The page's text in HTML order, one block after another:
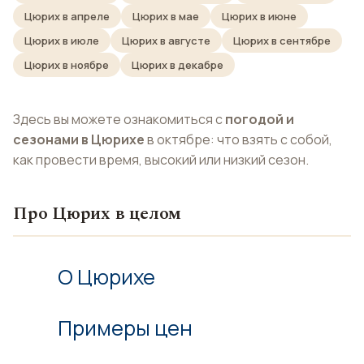
Цюрих в апреле
Цюрих в мае
Цюрих в июне
Цюрих в июле
Цюрих в августе
Цюрих в сентябре
Цюрих в ноябре
Цюрих в декабре
Здесь вы можете ознакомиться спогодой и
сезонами в Цюрихев октябре: что взять с собой,
как провести время, высокий или низкий сезон.
Про Цюрих в целом
О Цюрихе
Примеры цен